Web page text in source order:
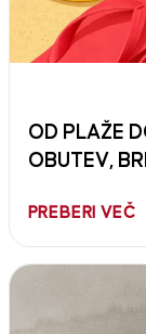
OD PLAŽE
OBUTEV,
PREBERI VEČ